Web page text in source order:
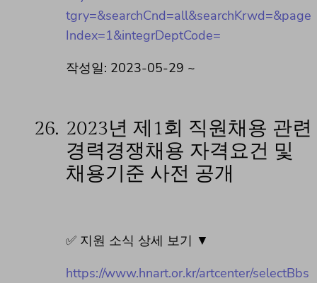
tgry=&searchCnd=all&searchKrwd=&page
Index=1&integrDeptCode=
작성일: 2023-05-29 ~
26. 2023년 제1회 직원채용 관련
경력경쟁채용 자격요건 및
채용기준 사전 공개
✅ 지원 소식 상세 보기 ▼
https://www.hnart.or.kr/artcenter/selectBbs